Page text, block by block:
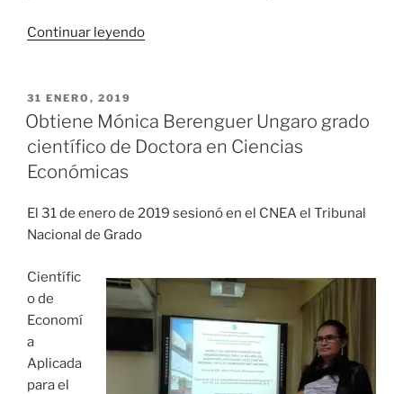
Continuar leyendo«Convoca
Curso
de
estadístico
PUBLICADO
EL
31 ENERO, 2019
Obtiene Mónica Berenguer Ungaro grado
científico de Doctora en Ciencias
Económicas
El 31 de enero de 2019 sesionó en el CNEA el Tribunal
Nacional de Grado
Científic
o de
Economí
a
Aplicada
para el